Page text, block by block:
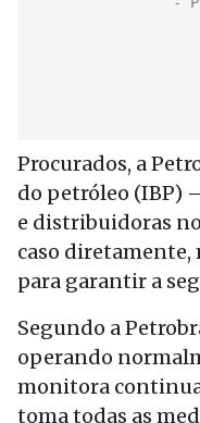
Procurados, a
do petróleo (IBP)
e distribuidoras
caso diretamente,
para garantir a
Segundo a
operando
monitora
toma todas as